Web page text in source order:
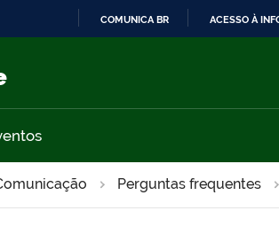
COMUNICA BR ACESSO À
Perguntas frequentes